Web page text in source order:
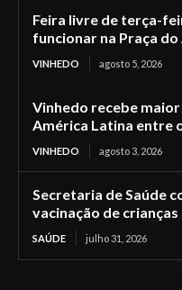
Feira livre de terça-
funcionar na Praça do
VINHEDO agosto 5, 2026
Vinhedo recebe
América Latina entre
VINHEDO agosto 3, 2026
Secretaria de Saúde
vacinação de
SAÚDE julho 31, 2026